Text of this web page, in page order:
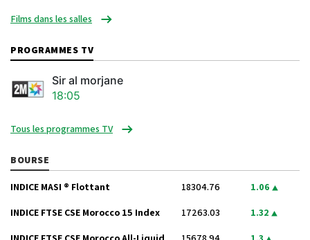
Films dans les salles
PROGRAMMES TV
Sir al morjane
18:05
Tous les programmes TV
BOURSE
INDICE MASI ® Flottant 18304.76 1.06
INDICE FTSE CSE Morocco 15 Index 17263.03 1.32